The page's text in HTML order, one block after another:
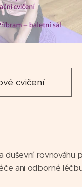
cvičení
ani odborné